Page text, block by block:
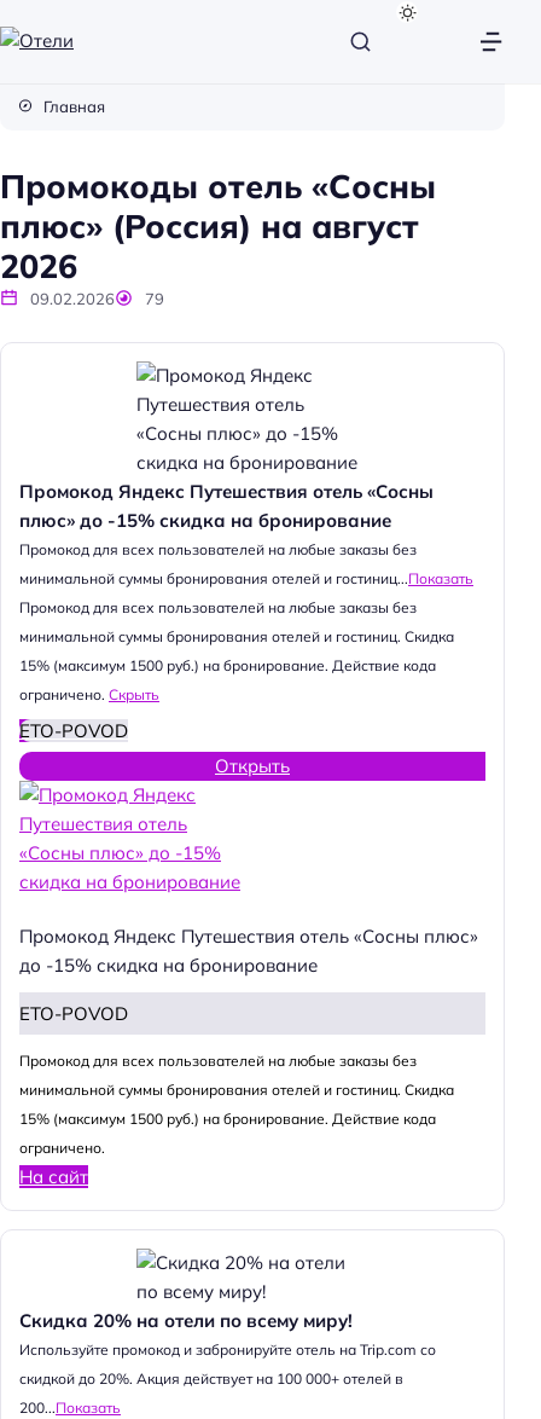
и
Главная
Промокоды отель «Сосны
плюс» (Россия) на август
2026
09.02.2026 79
Промокод Яндекс Путешествия отель «Сосны
плюс» до -15% скидка на бронирование
Промокод для всех пользователей на любые заказы без
минимальной суммы бронирования отелей и гостиниц...Показать
Промокод для всех пользователей на любые заказы без
минимальной суммы бронирования отелей и гостиниц. Скидка
15% (максимум 1500 руб.) на бронирование. Действие кода
ограничено. Скрыть
ETO-POVOD
Открыть
Промокод Яндекс Путешествия отель «Сосны плюс»
до -15% скидка на бронирование
ETO-POVOD
Промокод для всех пользователей на любые заказы без
минимальной суммы бронирования отелей и гостиниц. Скидка
15% (максимум 1500 руб.) на бронирование. Действие кода
ограничено.
На сайт
Скидка 20% на отели по всему миру!
Используйте промокод и забронируйте отель на Trip.com со
скидкой до 20%. Акция действует на 100 000+ отелей в
200...Показать